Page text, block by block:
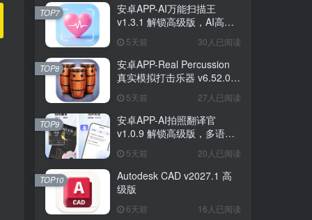
安卓APP-AI万能扫描王
v1.3.1 解锁高级版，AI高清
具 5天前 30人已阅读
TOP7
安卓APP-Real Percussion
真实模拟打击乐器 v6.52.0
5天前 27人已阅读
TOP8
安卓APP-AI拍照翻译官
v1.0.9 解锁高级版，多语种
5天前 20人已阅读
TOP9
Autodesk CAD v2027.1 高
级版
6天前 16人已阅读
TOP10